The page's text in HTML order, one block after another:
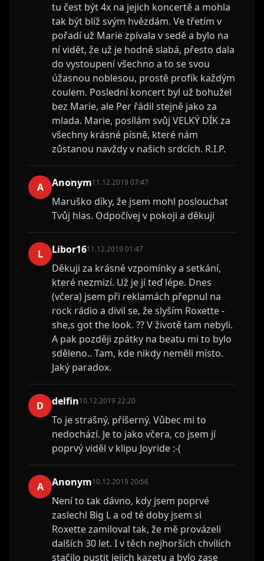
tu čest být 4x na jejich koncertě a mohla
tak být blíž svým hvězdám. Ve třetím v
pořadí už Marie zpívala v sedě a bylo na
ní vidět, že už je hodně slabá, přesto dala
do vystoupení všechno a to se svou
úžasnou noblesou, prostě profík každým
coulem. Poslední koncert byl už bohužel
bez Marie, ale Per řádil stejně jako za
mlada. Marie, posílám svůj VELKÝ DÍK za
všechny krásné písně, které nám
zůstanou navždy v našich srdcích. R.I.P.
A Anonym11.12.2019 07:47
Maruško díky, že jsem mohl poslouchat
Tvůj hlas. Odpočívej v pokoji a děkuji
L Libor1611.12.2019 01:47
Děkuji za krásné vzpomínky a setkání,
které nezmizí. Už je jí teď lépe. Dnes
(včera) jsem při reklamách přepnul na
rock rádio a divil se, že slyším Roxette -
she,s got the look. ?? V životě tam nebyli.
A pak později zpátky na beatu mi to bylo
sděleno.. Tam, kde nikdy neměli místo.
Jaký paradox.
D delfin10.12.2019 22:20
To je strašný, příšerný. Vůbec mi to
nedochází. Je to jako včera, co jsem jí
poprvý viděl v klipu Joyride :-(
A Anonym10.12.2019 20:56
Není to tak dávno, kdy jsem poprvé
zaslechl Big L a od té doby jsem si
Roxette zamiloval tak, že mě provázeli
dalších 30 let. I v těch nejhorších chvílích
stačilo pustit jejich kazetu a bylo zase